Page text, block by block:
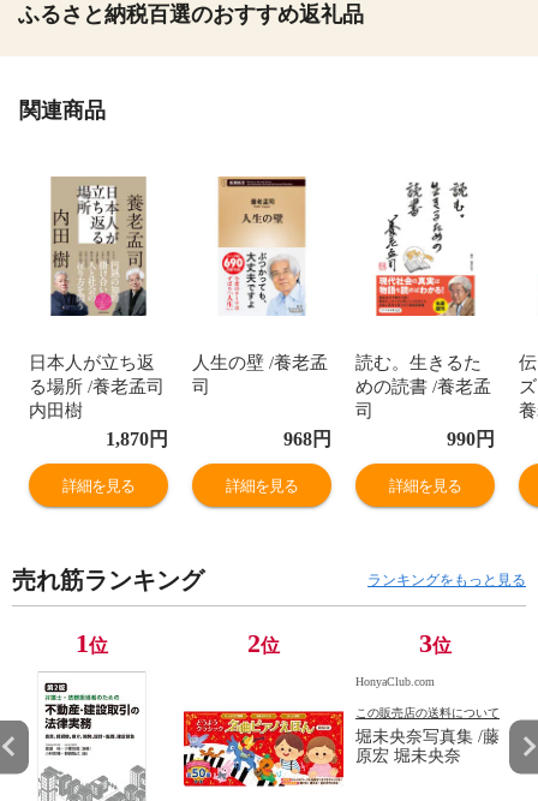
ふるさと納税百選のおすすめ返礼品
関連商品
日本人が立ち返
る場所 /養老孟司
内田樹
1,870円
詳細を見る
人生の壁 /養老孟
司
968円
詳細を見る
読む。生きるた
めの読書 /養老孟
司
990円
詳細を見る
売れ筋ランキング ランキングをもっと見る
1位 2位 3位
HonyaClub.com
この販売店の送料について
堀未央奈写真集 /藤
原宏 堀未央奈